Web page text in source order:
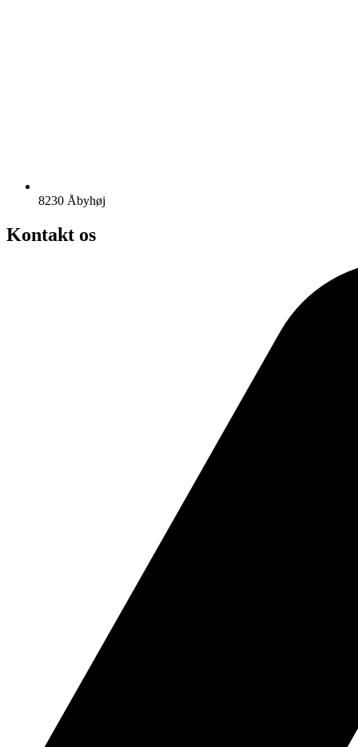
8230 Åbyhøj
Kontakt os